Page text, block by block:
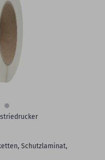
Schutzlaminat,